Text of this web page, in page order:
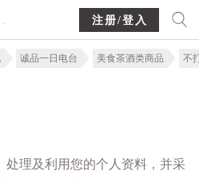
注册/登入
诚品一日电台 美食茶酒类商品 不
处理及利用您的个人资料，并采